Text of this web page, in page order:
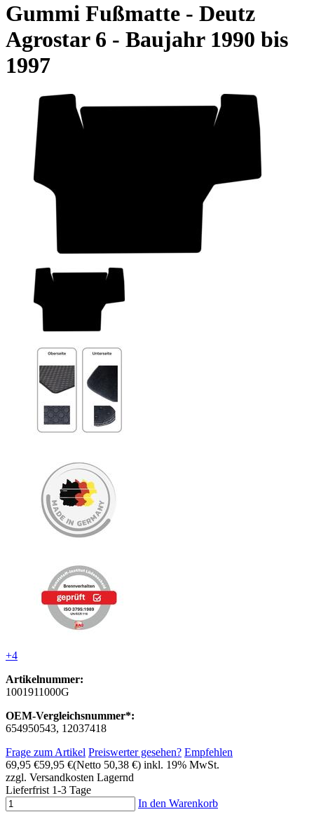
Gummi Fußmatte - Deutz
Agrostar 6 - Baujahr 1990 bis
1997
+4
Artikelnummer:
1001911000G
OEM-Vergleichsnummer*:
654950543, 12037418
Frage zum Artikel Preiswerter gesehen? Empfehlen
69,95 €59,95 €(Netto 50,38 €) inkl. 19% MwSt.
zzgl. Versandkosten Lagernd
Lieferfrist 1-3 Tage
In den Warenkorb